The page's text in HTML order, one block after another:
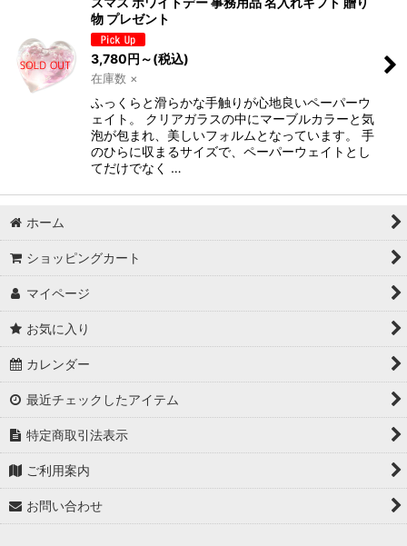
物 プレゼント
3,780円 ～(税込)
在庫数 ×
ふっくらと滑らかな手触りが心地良いペーパーウ
ェイト。 クリアガラスの中にマーブルカラーと気
泡が包まれ、美しいフォルムとなっています。 手
のひらに収まるサイズで、ペーパーウェイトとし
てだけでなく …
ホーム
ショッピングカート
マイページ
お気に入り
カレンダー
最近チェックしたアイテム
特定商取引法表示
ご利用案内
お問い合わせ